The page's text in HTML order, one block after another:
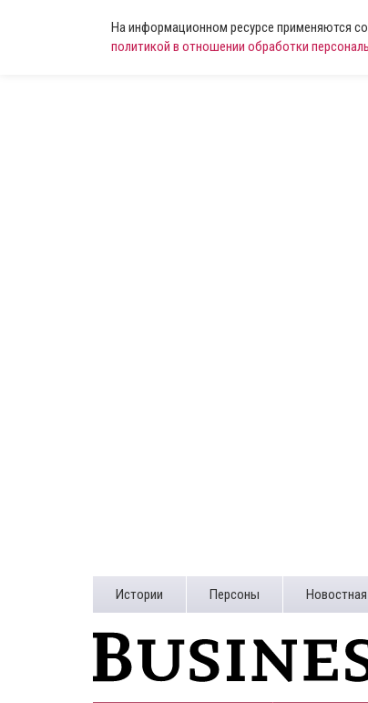
На информационном ресурсе применяются
политикой в отношении обработки
Истории Персоны